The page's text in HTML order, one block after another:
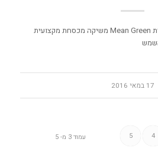
יצרנית ציוד הגינון האמריקאית Mean Green משיקה מכסחת מקצועית
17 במאי 2016
עמוד 3 מ- 5 4
5